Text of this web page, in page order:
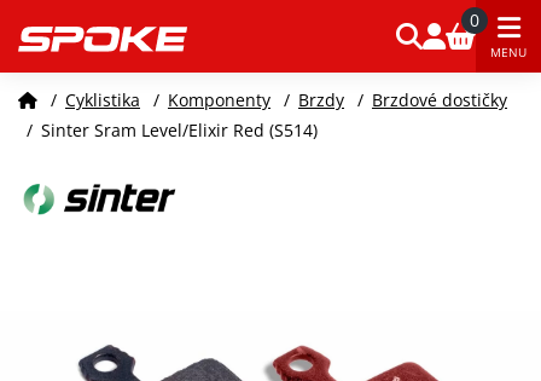
0
MENU
/ Cyklistika / Komponenty / Brzdy / Brzdové dostičky
/ Sinter Sram Level/Elixir Red (S514)